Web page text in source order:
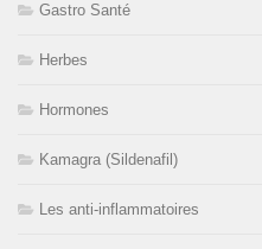
Gastro Santé
Herbes
Hormones
Kamagra (Sildenafil)
Les anti-inflammatoires